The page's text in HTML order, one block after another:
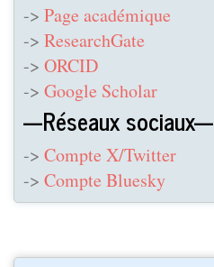
-> Page académique
-> ResearchGate
-> ORCID
-> Google Scholar
---Réseaux sociaux---
-> Compte X/Twitter
-> Compte Bluesky